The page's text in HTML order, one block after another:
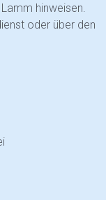
hinweisen.
oder über den